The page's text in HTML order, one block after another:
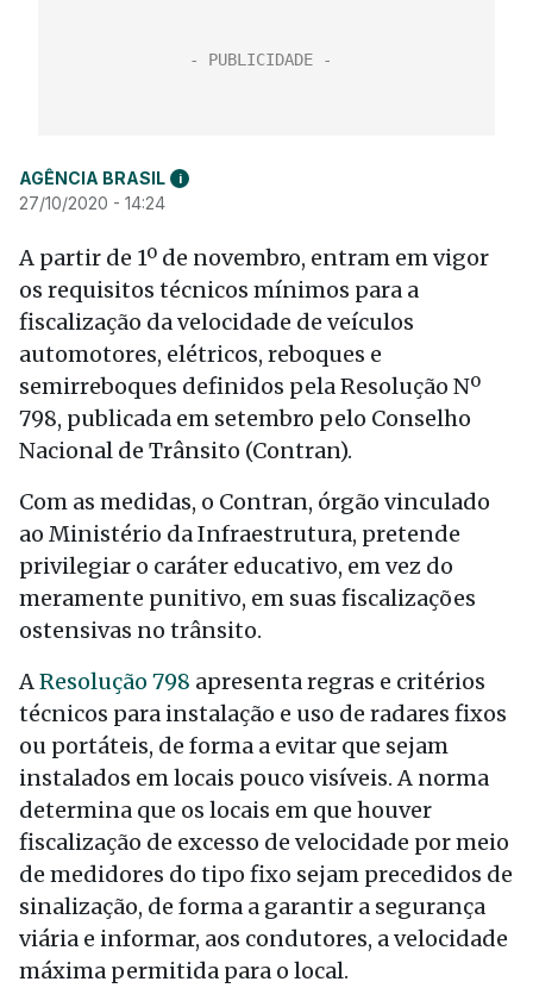
AGÊNCIA BRASIL i
27/10/2020 - 14:24
A partir de 1º de novembro, entram em vigor
os requisitos técnicos mínimos para a
fiscalização da velocidade de veículos
automotores, elétricos, reboques e
semirreboques definidos pela Resolução Nº
798, publicada em setembro pelo Conselho
Nacional de Trânsito (Contran).
Com as medidas, o Contran, órgão vinculado
ao Ministério da Infraestrutura, pretende
privilegiar o caráter educativo, em vez do
meramente punitivo, em suas fiscalizações
ostensivas no trânsito.
AResolução 798 apresenta regras e critérios
técnicos para instalação e uso de radares fixos
ou portáteis, de forma a evitar que sejam
instalados em locais pouco visíveis. A norma
determina que os locais em que houver
fiscalização de excesso de velocidade por meio
de medidores do tipo fixo sejam precedidos de
sinalização, de forma a garantir a segurança
viária e informar, aos condutores, a velocidade
máxima permitida para o local.